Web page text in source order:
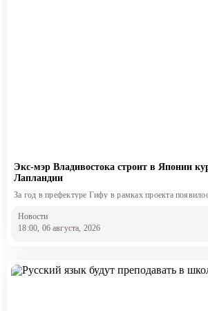
Экс-мэр Владивостока строит в Японии
Лапландии
За год в префектуре Гифу в рамках проекта
Новости
18:00, 06 августа, 2026